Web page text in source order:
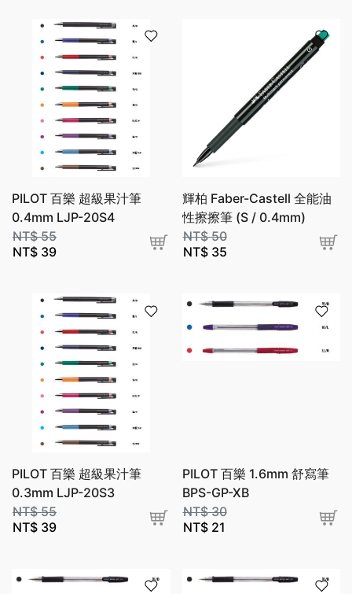
PILOT 百樂 超級果汁筆
0.4mm LJP-20S4
NT$55
NT$ 39
輝柏 Faber-Castell 全能油
性擦擦筆 (S / 0.4mm)
NT$50
NT$35
PILOT 百樂 超級果汁筆
0.3mm LJP-20S3
NT$55
NT$ 39
PILOT 百樂 1.6mm 舒寫筆
BPS-GP-XB
NT$30
NT$21